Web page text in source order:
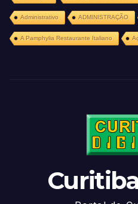
Administrativo ADMINISTRAÇÃO
A Pamphylia Restaurante Italiano